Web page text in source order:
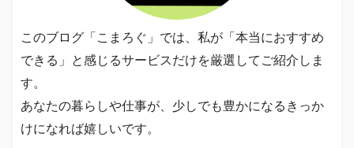
このブログ「こまろぐ」では、私が「本当におすすめ
できる」と感じるサービスだけを厳選してご紹介しま
す。
あなたの暮らしや仕事が、少しでも豊かになるきっか
けになれば嬉しいです。